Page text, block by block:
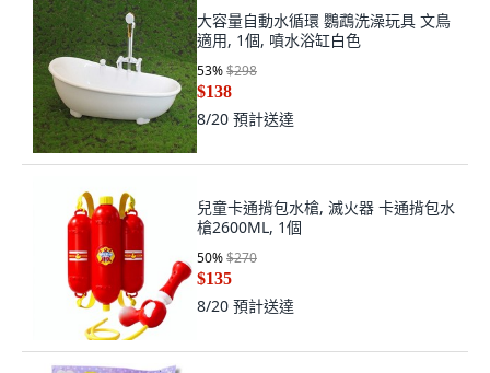
大容量自動水循環 鸚鵡洗澡玩具 文鳥
適用, 1個, 噴水浴缸白色
53%$298
$138
8/20 預計送達
兒童卡通揹包水槍, 滅火器 卡通揹包水
槍2600ML, 1個
50%$270
$135
8/20 預計送達